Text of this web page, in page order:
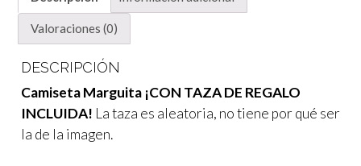
Valoraciones (0)
DESCRIPCIÓN
Camiseta Marguita ¡CON TAZA DE REGALO
INCLUIDA! La taza es aleatoria, no tiene por qué ser
la de la imagen.